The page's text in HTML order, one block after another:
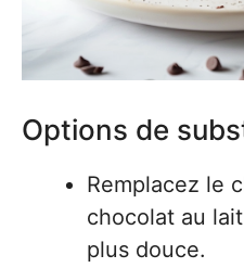
Options de
Remplacez le
chocolat au
plus douce.